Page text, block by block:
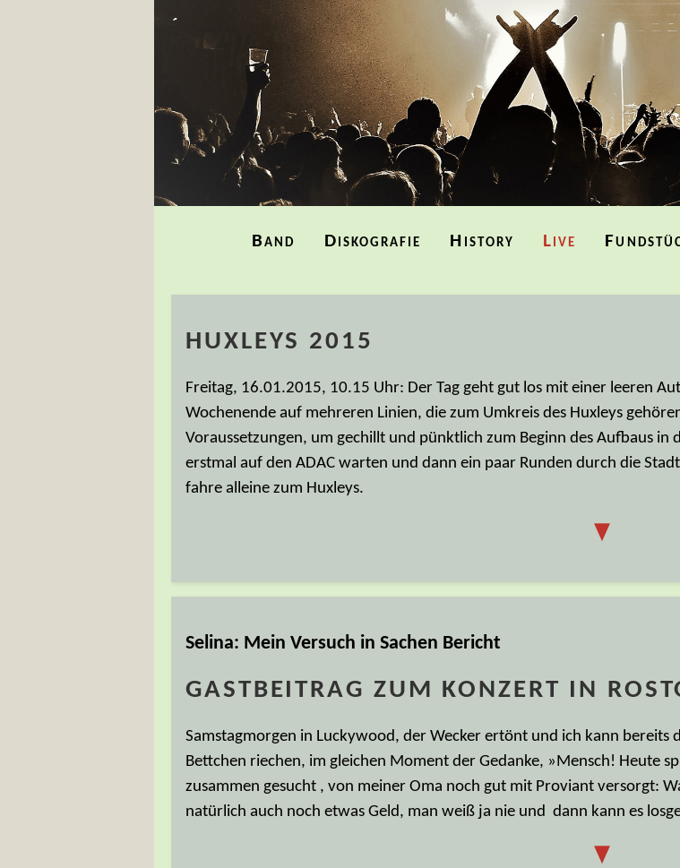
überspringenBand Diskografie History Live
HUXLEYS 2015
Freitag, 16.01.2015, 10.15 Uhr: Der Tag geht gut los mit einer leeren
Wochenende auf mehreren Linien, die zum Umkreis des Huxleys
Voraussetzungen, um gechillt und pünktlich zum Beginn des Aufbaus in
erstmal auf den ADAC warten und dann ein paar Runden durch die
fahre alleine zum Huxleys.
▼
Selina: Mein Versuch in Sachen Bericht
GASTBEITRAG ZUM KONZERT IN
Samstagmorgen in Luckywood, der Wecker ertönt und ich kann bereits
Bettchen riechen, im gleichen Moment der Gedanke, »Mensch! Heute
zusammen gesucht , von meiner Oma noch gut mit Proviant versorgt:
natürlich auch noch etwas Geld, man weiß ja nie und dann kann es
▼